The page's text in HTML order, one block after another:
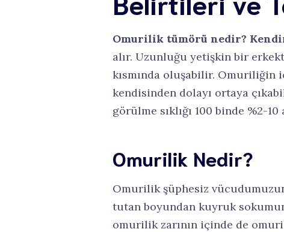
Omurilik tümörü nedir?
alır. Uzunluğu yetişkin bir
kısmında oluşabilir.
kendisinden dolayı ortaya
görülme sıklığı 100 binde %2-10
Omurilik Nedir?
Omurilik şüphesiz
tutan boyundan kuyruk
omurilik zarının içinde de